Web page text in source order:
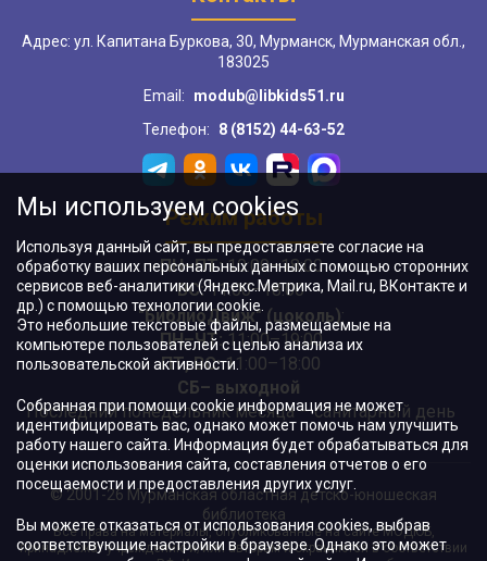
Адрес: ул. Капитана Буркова, 30, Мурманск, Мурманская обл.,
183025
Email:
modub@libkids51.ru
Телефон:
8 (8152) 44-63-52
Режим работы
ПН–ПТ:10:00–18:00
ВС:11:00–18:00
"БиблиоДвиж" (цоколь):
ПН–ЧТ:11:00–19:00
ПТ, ВС:11:00–18:00
СБ– выходной
Последний понедельник месяца – санитарный день
© 2001-26 Мурманская областная детско-юношеская
библиотека
Все права на материалы, опубликованные на сайте МОДЮБ,
принадлежат учреждению и/или авторам и охраняются в соответствии
Мы используем cookies
Используя данный сайт, вы предоставляете согласие на
обработку ваших персональных данных с помощью сторонних
сервисов веб-аналитики (Яндекс.Метрика, Mail.ru, ВКонтакте и
др.) с помощью технологии cookie.
Это небольшие текстовые файлы, размещаемые на
компьютере пользователей с целью анализа их
пользовательской активности.
Собранная при помощи cookie информация не может
идентифицировать вас, однако может помочь нам улучшить
работу нашего сайта. Информация будет обрабатываться для
оценки использования сайта, составления отчетов о его
посещаемости и предоставления других услуг.
Вы можете отказаться от использования cookies, выбрав
соответствующие настройки в браузере. Однако это может